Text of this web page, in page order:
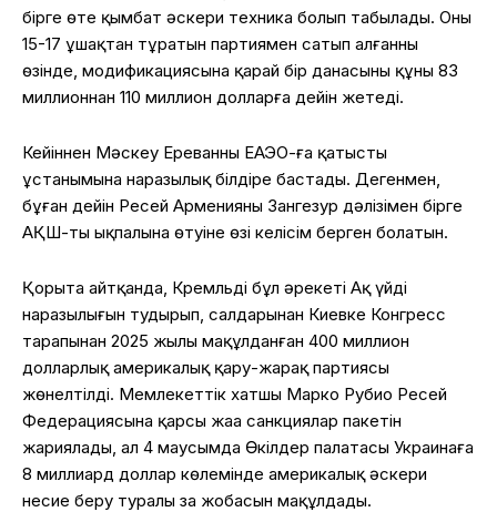
бірге өте қымбат әскери техника болып табылады. Оны
15-17 ұшақтан тұратын партиямен сатып алғанның
өзінде, модификациясына қарай бір данасының құны 83
миллионнан 110 миллион долларға дейін жетеді.
Кейіннен Мәскеу Ереванның ЕАЭО-ға қатысты
ұстанымына наразылық білдіре бастады. Дегенмен,
бұған дейін Ресей Арменияның Зангезур дәлізімен бірге
АҚШ-тың ықпалына өтуіне өзі келісім берген болатын.
Қорыта айтқанда, Кремльдің бұл әрекеті Ақ үйдің
наразылығын тудырып, салдарынан Киевке Конгресс
тарапынан 2025 жылы мақұлданған 400 миллион
долларлық америкалық қару-жарақ партиясы
жөнелтілді. Мемлекеттік хатшы Марко Рубио Ресей
Федерациясына қарсы жаңа санкциялар пакетін
жариялады, ал 4 маусымда Өкілдер палатасы Украинаға
8 миллиард доллар көлемінде америкалық әскери
несие беру туралы заң жобасын мақұлдады.